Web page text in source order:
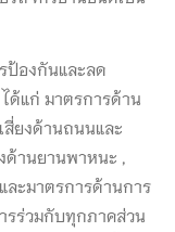
องกันและลด
ด้แก่ มาตรการด้าน
สี่ยงด้านถนนและ
ด้านยานพาหนะ ,
ละมาตรการด้านการ
รร่วมกับทุกภาคส่วน